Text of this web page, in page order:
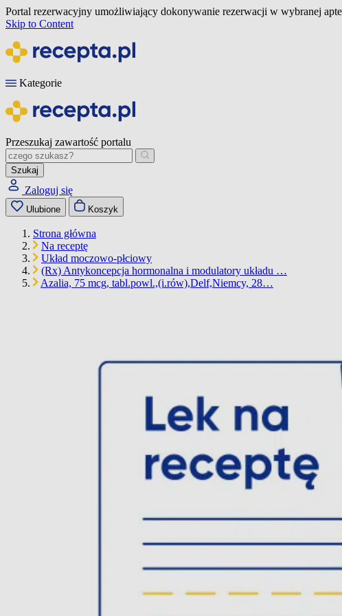
Portal rezerwacyjny umożliwiający dokonywanie rezerwacji w wybranej
Skip to Content
Kategorie
Przeszukaj zawartość portalu
Szukaj
Zaloguj się
Ulubione Koszyk
Strona główna
Na receptę
Układ moczowo-płciowy
(Rx) Antykoncepcja hormonalna i modulatory układu …
Azalia, 75 mcg, tabl.powl.,(i.rów),Delf,Niemcy, 28…